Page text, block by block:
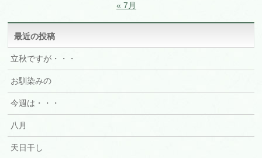
« 7月
最近の投稿
立秋ですが・・・
お馴染みの
今週は・・・
八月
天日干し